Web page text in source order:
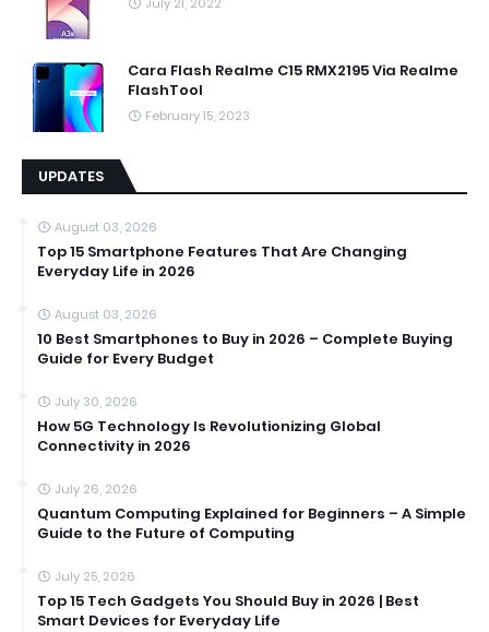
Cara Flash Realme C15 RMX2195 Via Realme
FlashTool
February 15, 2023
UPDATES
August 03, 2026
Top 15 Smartphone Features That Are Changing
Everyday Life in 2026
August 03, 2026
10 Best Smartphones to Buy in 2026 – Complete Buying
Guide for Every Budget
July 30, 2026
How 5G Technology Is Revolutionizing Global
Connectivity in 2026
July 26, 2026
Quantum Computing Explained for Beginners – A Simple
Guide to the Future of Computing
July 25, 2026
Top 15 Tech Gadgets You Should Buy in 2026 | Best
Smart Devices for Everyday Life